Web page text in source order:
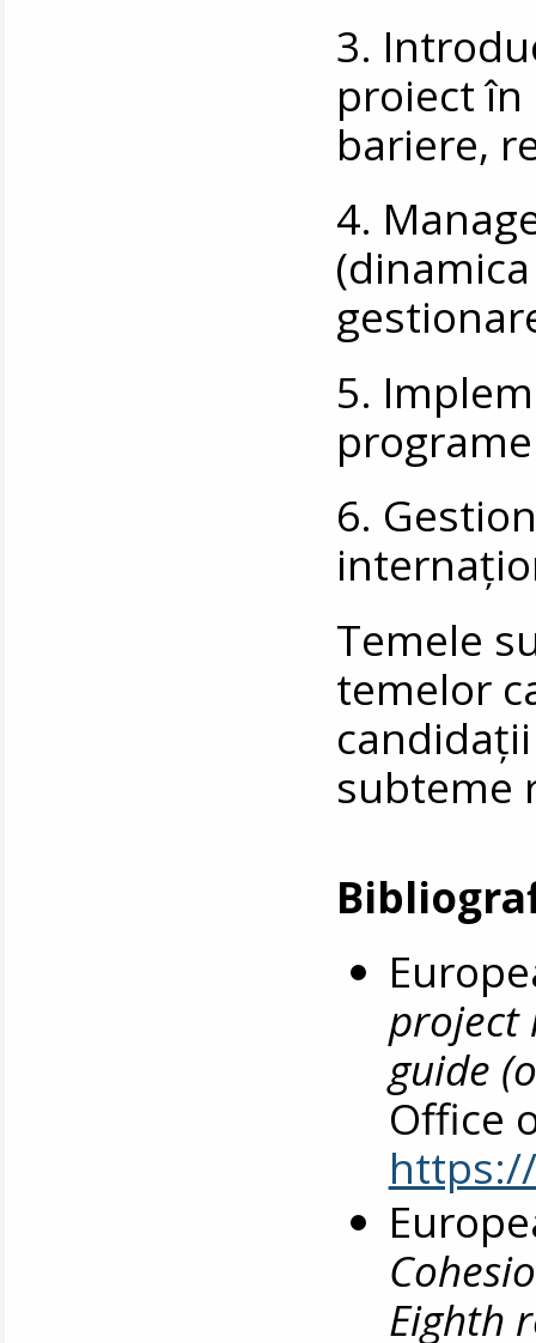
3.
proiect
bariere,
4.
5.
6.
Temele
temelor
subteme
project
guide
Office
Eighth